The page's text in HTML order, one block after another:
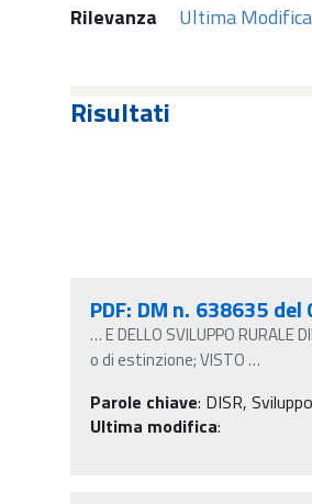
Rilevanza Ultima Modifica
Risultati
PDF: DM n. 638635
…E DELLO SVILUPPO RURALE
o di estinzione; VISTO…
Parole chiave: DISR,
Ultima modifica: